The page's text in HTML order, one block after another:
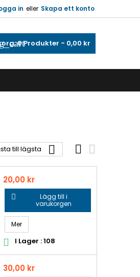
in eller Skapa ett konto
0Produkter - 0,00 kr
till lägsta   
Pris
20,00 kr

Lägg till i
varukorgen
Mer
 I Lager : 108
Pris
30,00 kr